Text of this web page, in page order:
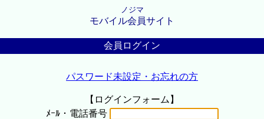
ノジマ
モバイル会員サイト
会員ログイン
パスワード未設定・お忘れの方
【ログインフォーム】
ﾒｰﾙ・電話番号